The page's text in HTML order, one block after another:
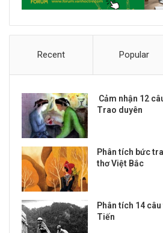
Recent Popular
Cảm nhận 12
Trao duyên
Phân tích bức
thơ Việt Bắc
Phân tích 14
Tiến